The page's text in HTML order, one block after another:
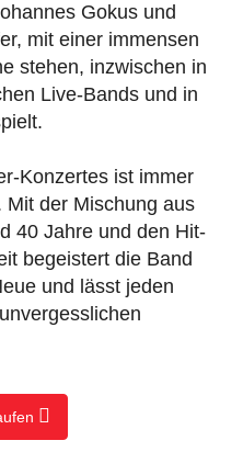
Gokus und
mit einer immensen
stehen, inzwischen in
Live-Bands und in
Konzertes ist immer
der Mischung aus
40 Jahre und den Hit-
begeistert die Band
und lässt jeden